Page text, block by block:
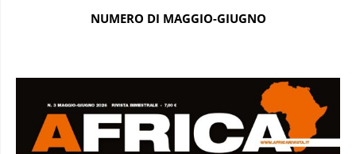
NUMERO DI MAGGIO-GIUGNO